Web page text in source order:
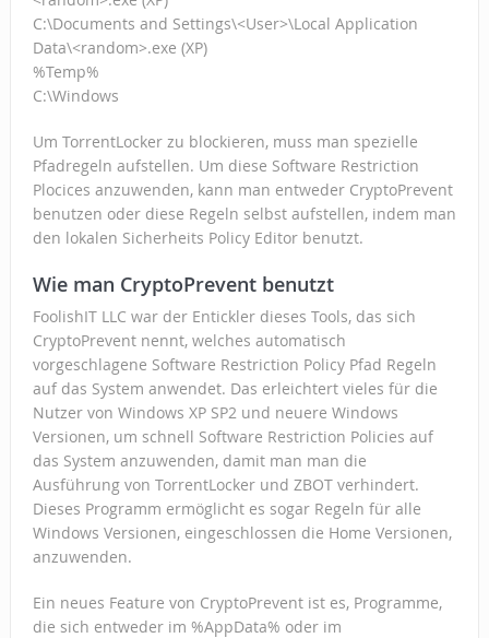
C:\Documents and Settings\<User>\Local Application
Data\<random>.exe (XP)
%Temp%
C:\Windows
Um TorrentLocker zu blockieren, muss man spezielle
Pfadregeln aufstellen. Um diese Software Restriction
Plocices anzuwenden, kann man entweder CryptoPrevent
benutzen oder diese Regeln selbst aufstellen, indem man
den lokalen Sicherheits Policy Editor benutzt.
Wie man CryptoPrevent benutzt
FoolishIT LLC war der Entickler dieses Tools, das sich
CryptoPrevent nennt, welches automatisch
vorgeschlagene Software Restriction Policy Pfad Regeln
auf das System anwendet. Das erleichtert vieles für die
Nutzer von Windows XP SP2 und neuere Windows
Versionen, um schnell Software Restriction Policies auf
das System anzuwenden, damit man man die
Ausführung von TorrentLocker und ZBOT verhindert.
Dieses Programm ermöglicht es sogar Regeln für alle
Windows Versionen, eingeschlossen die Home Versionen,
anzuwenden.
Ein neues Feature von CryptoPrevent ist es, Programme,
die sich entweder im %AppData% oder im